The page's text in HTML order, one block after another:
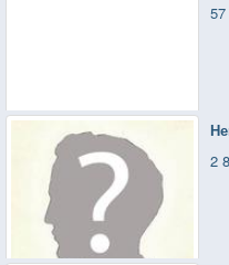
57
2